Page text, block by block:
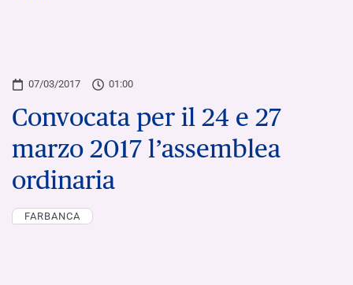
07/03/2017 01:00
Convocata per il 24 e 27
marzo 2017 l’assemblea
ordinaria
FARBANCA